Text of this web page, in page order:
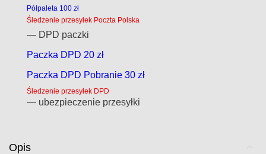
Półpaleta 100 zł
Śledzenie przesyłek Poczta Polska
— DPD paczki
Paczka DPD 20 zł
Paczka DPD Pobranie 30 zł
Śledzenie przesyłek DPD
— ubezpieczenie przesyłki
Opis